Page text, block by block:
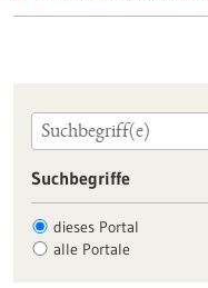
Suchbegriffe
dieses Portal
alle Portale